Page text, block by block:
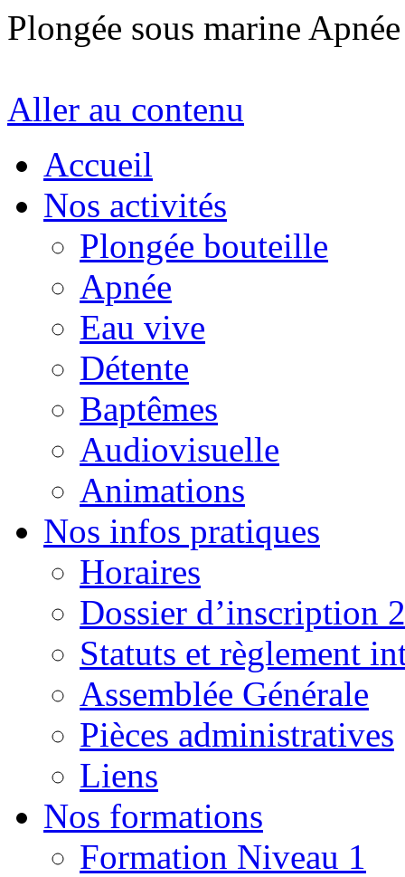
Plongée sous marine
Aller au contenu
Accueil
Nos activités
Plongée bouteille
Apnée
Eau vive
Détente
Baptêmes
Audiovisuelle
Animations
Nos infos pratiques
Horaires
Dossier d’inscription
Statuts et règlement
Assemblée Générale
Pièces administratives
Liens
Nos formations
Formation Niveau 1